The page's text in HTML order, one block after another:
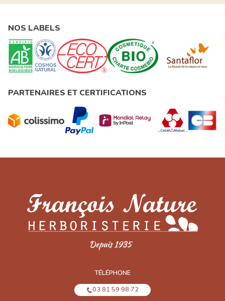
NOS LABELS
PARTENAIRES ET CERTIFICATIONS
TÉLÉPHONE
03 81 59 98 72